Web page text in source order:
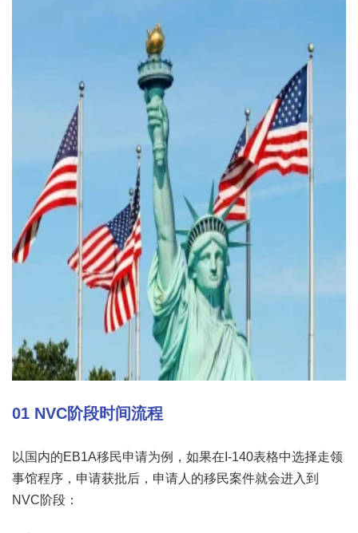
01 NVC阶段时间流程
以国内的EB1A移民申请为例，如果在I-140表格中选择走领
事馆程序，申请获批后，申请人的移民案件就会进入到
NVC阶段：